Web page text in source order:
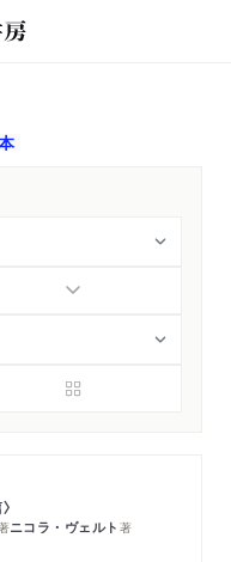
ニコラ・ヴェルト 著